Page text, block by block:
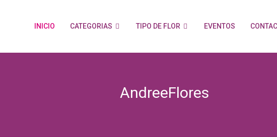
INICIO CATEGORIAS TIPO DE FLOR EVENTOS
AndreeFlores